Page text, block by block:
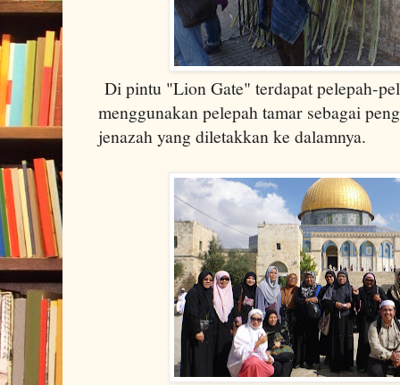
Di pintu "Lion Gate" terdapat pelepah-
menggunakan pelepah tamar sebagai
jenazah yang diletakkan ke dalamnya.